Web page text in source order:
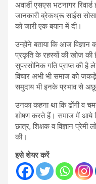
अवार्डी एसएस भटनागर
जानकारी ब्रेकथ्रू साईंस
को जारी एक बयान में दी।
उन्होंने बताया कि आज
प्रकृति के रहस्यों की खोज की
सुपरसोनिक गति प्राप्त की है
विचार अभी भी समाज को
समुदाय भी इनके प्रभाव से
उनका कहना था कि ढोंगी व
शोषण करते हैं। समाज में आये
छात्र, शिक्षक व विज्ञान
की।
इसे शेयर करें